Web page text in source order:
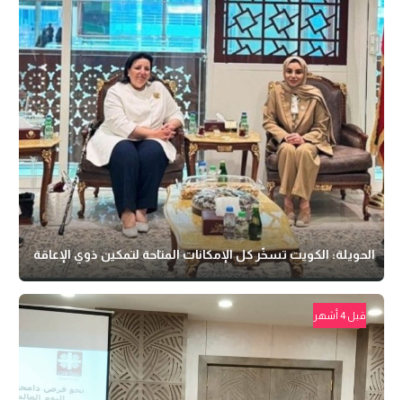
الحويلة: الكويت تسخّر كل الإمكانات المتاحة لتمكين ذوي الإعاقة
قبل 4 أشهر